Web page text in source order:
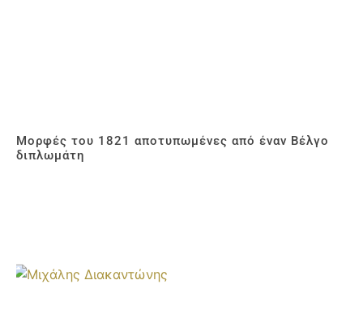
Μορφές του 1821 αποτυπωμένες από έναν Βέλγο
διπλωμάτη